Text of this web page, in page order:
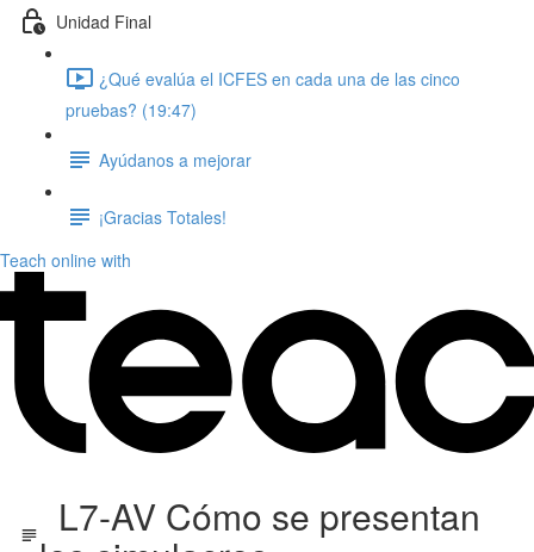
Unidad Final
¿Qué evalúa el ICFES en cada una de las cinco
pruebas? (19:47)
Ayúdanos a mejorar
¡Gracias Totales!
Teach online with
L7-AV Cómo se presentan